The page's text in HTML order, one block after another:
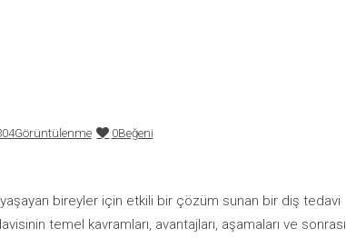
Görüntülenme 0Beğeni
yaşayan bireyler için etkili bir çözüm sunan bir diş tedavi
temel kavramları, avantajları, aşamaları ve sonrası